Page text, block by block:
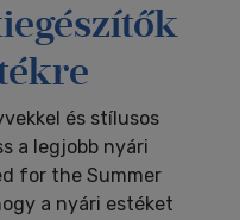
és stílusos
a legjobb nyári
for the Summer
a nyári estéket